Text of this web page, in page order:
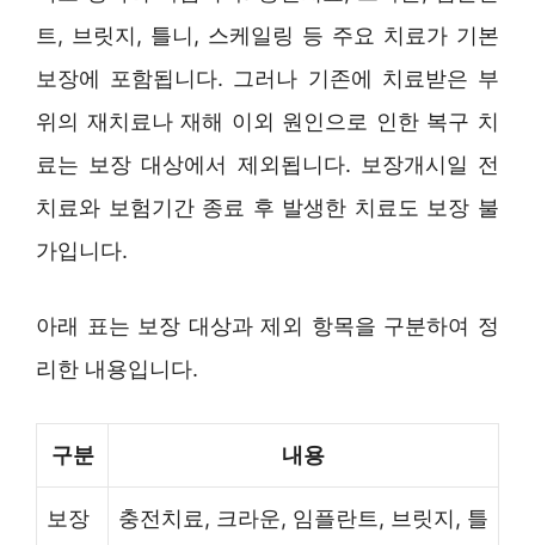
트, 브릿지, 틀니, 스케일링 등 주요 치료가 기본
보장에 포함됩니다. 그러나 기존에 치료받은 부
위의 재치료나 재해 이외 원인으로 인한 복구 치
료는 보장 대상에서 제외됩니다. 보장개시일 전
치료와 보험기간 종료 후 발생한 치료도 보장 불
가입니다.
아래 표는 보장 대상과 제외 항목을 구분하여 정
리한 내용입니다.
구분 내용
보장
충전치료, 크라운, 임플란트, 브릿지, 틀